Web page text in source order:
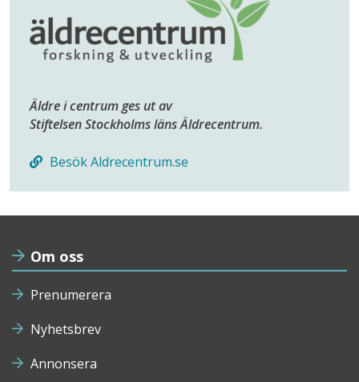
Äldre i centrum ges ut av
Stiftelsen Stockholms läns Äldrecentrum.
Besök Aldrecentrum.se
Om oss
Prenumerera
Nyhetsbrev
Annonsera